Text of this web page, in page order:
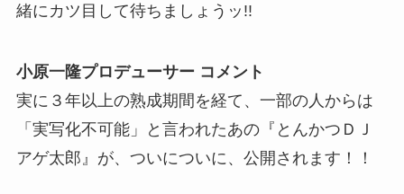
緒にカツ目して待ちましょうッ!!
小原一隆プロデューサー コメント
実に３年以上の熟成期間を経て、一部の人からは
「実写化不可能」と言われたあの『とんかつＤＪ
アゲ太郎』が、ついについに、公開されます！！